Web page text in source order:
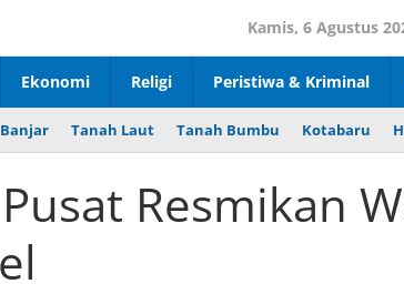
Kamis, 6 Agustus
Ekonomi Religi Peristiwa & Kriminal
Banjar Tanah Laut Tanah Bumbu Kotabaru
Resmikan